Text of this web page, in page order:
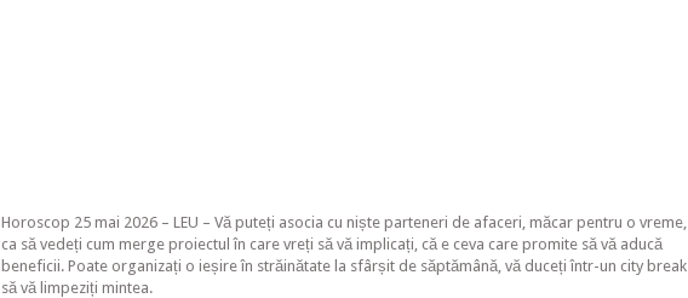
Horoscop 25 mai 2026 – LEU – Vă puteți asocia cu niște parteneri de afaceri, măcar pentru o vreme,
ca să vedeți cum merge proiectul în care vreți să vă implicați, că e ceva care promite să vă aducă
beneficii. Poate organizați o ieșire în străinătate la sfârșit de săptămână, vă duceți într-un city break
să vă limpeziți mintea.